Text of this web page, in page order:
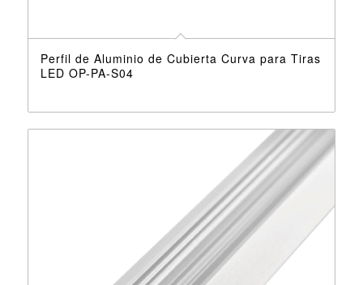
Perfil de Aluminio de Cubierta Curva para Tiras
LED OP-PA-S04